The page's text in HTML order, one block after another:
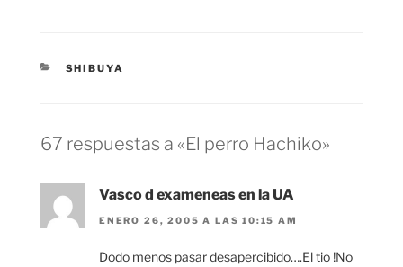
CATEGORÍAS
SHIBUYA
67 respuestas a «El perro Hachiko»
Vasco d exameneas en la UA
ENERO 26, 2005 A LAS 10:15 AM
Dodo menos pasar desapercibido….El tio !No